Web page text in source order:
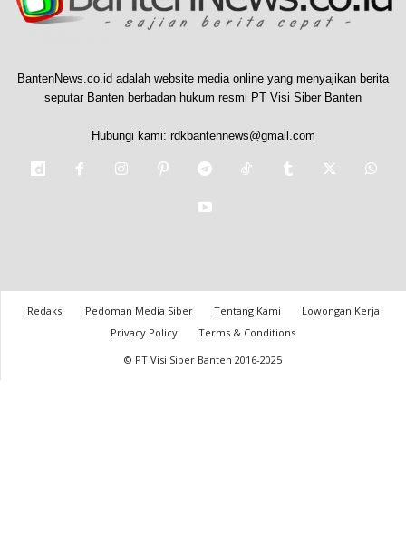
BantenNews.co.id adalah website media online yang menyajikan berita
seputar Banten berbadan hukum resmi PT Visi Siber Banten
Hubungi kami: rdkbantennews@gmail.com
Redaksi Pedoman Media Siber Tentang Kami
Lowongan Kerja
Privacy Policy
Terms & Conditions
© PT Visi Siber Banten 2016-2025